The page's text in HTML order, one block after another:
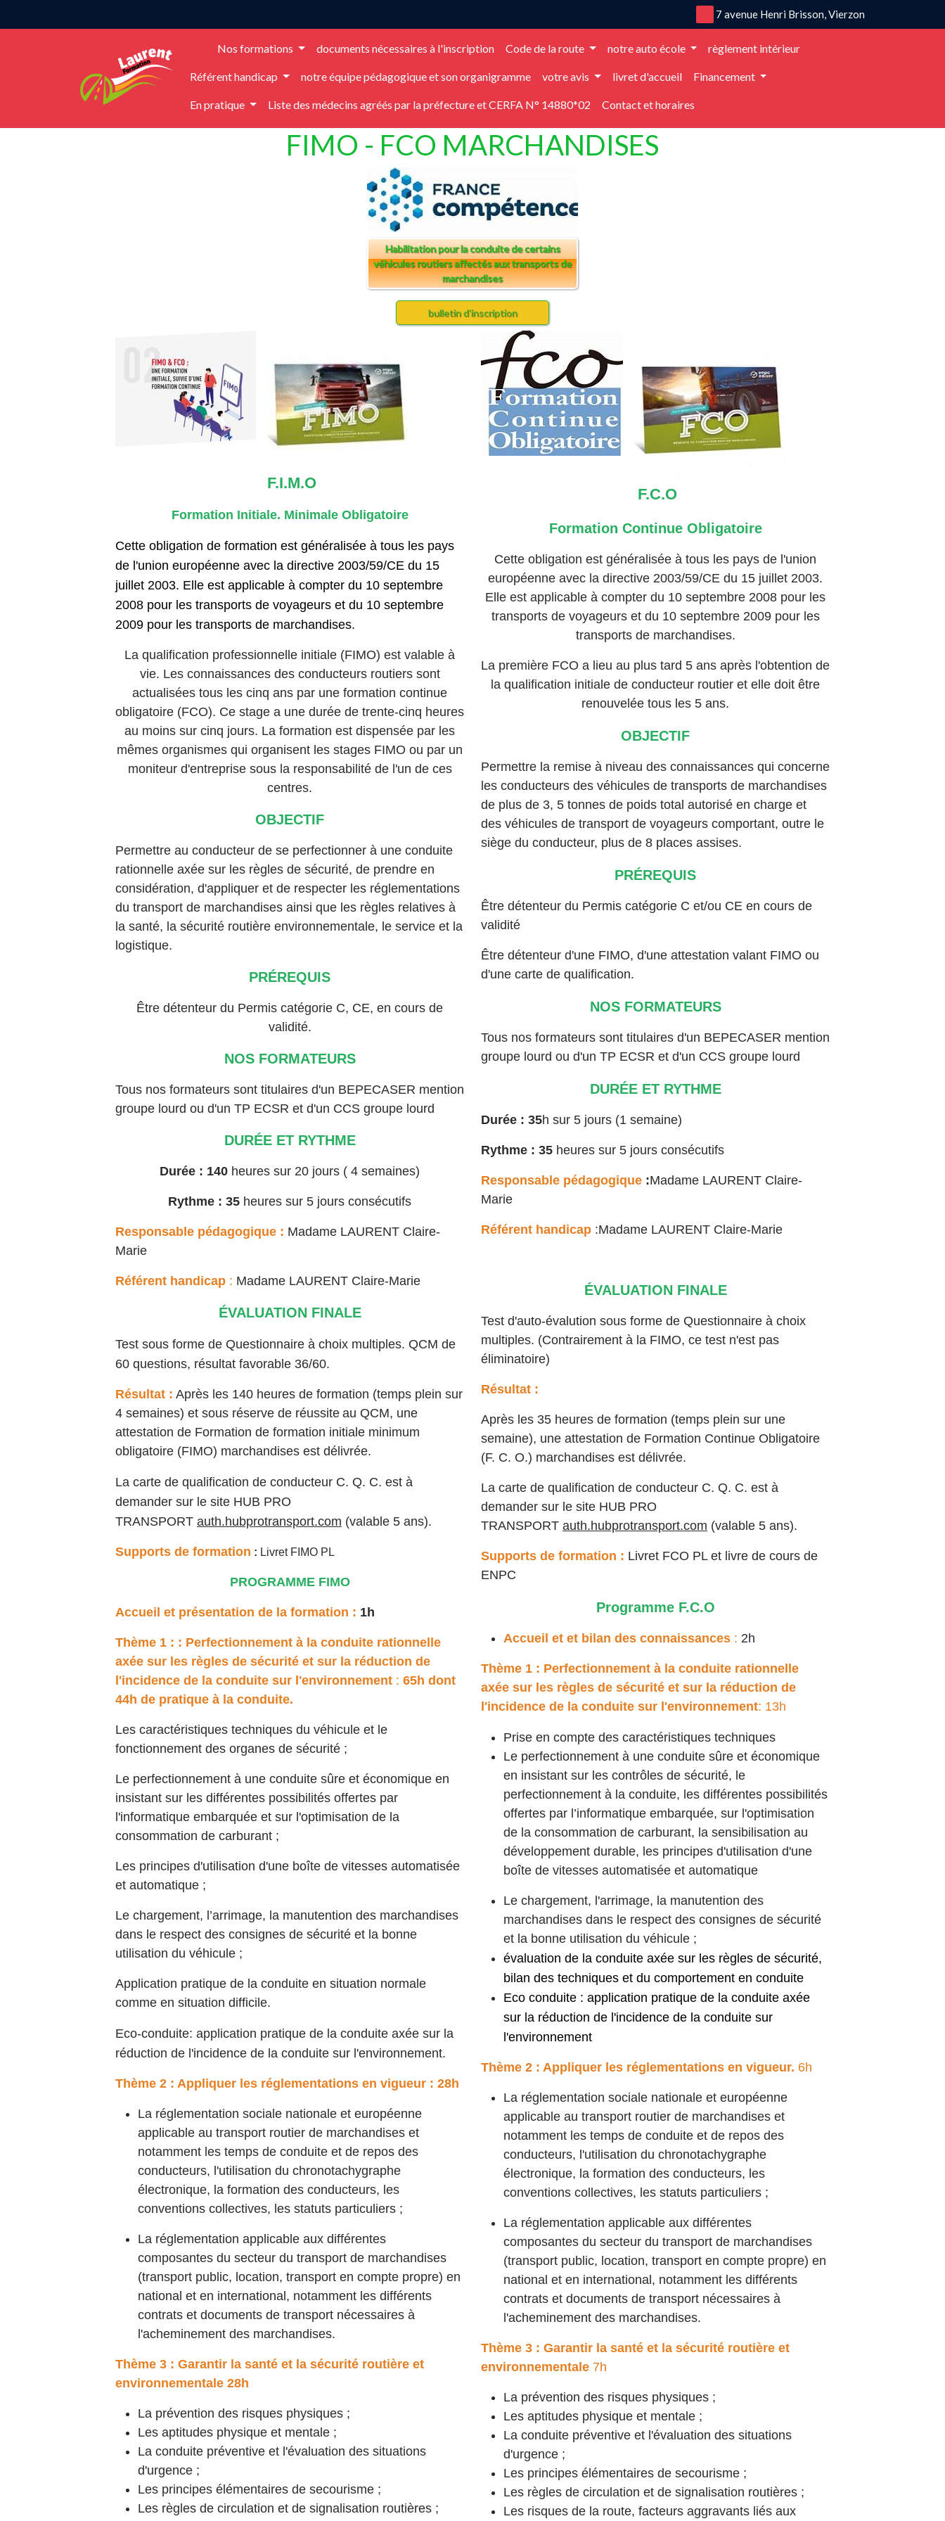
7 avenue Henri Brisson, Vierzon
Nos formations documents nécessaires à l'inscription Code de la route notre auto école règlement intérieur
Référent handicap notre équipe pédagogique et son organigramme votre avis livret d'accueil Financement
En pratique Liste des médecins agréés par la préfecture et CERFA N° 14880*02 Contact et horaires
FIMO - FCO MARCHANDISES
Habilitation pour la conduite de certains
véhicules routiers affectés aux transports de
marchandises
bulletin d'inscription
F.I.M.O
Formation Initiale. Minimale Obligatoire
Cette obligation de formation est généralisée à tous les pays
de l'union européenne avec la directive 2003/59/CE du 15
juillet 2003. Elle est applicable à compter du 10 septembre
2008 pour les transports de voyageurs et du 10 septembre
2009 pour les transports de marchandises.
La qualification professionnelle initiale (FIMO) est valable à
vie. Les connaissances des conducteurs routiers sont
actualisées tous les cinq ans par une formation continue
obligatoire (FCO). Ce stage a une durée de trente-cinq heures
au moins sur cinq jours. La formation est dispensée par les
mêmes organismes qui organisent les stages FIMO ou par un
moniteur d'entreprise sous la responsabilité de l'un de ces
centres.
OBJECTIF
Permettre au conducteur de se perfectionner à une conduite
rationnelle axée sur les règles de sécurité, de prendre en
considération, d'appliquer et de respecter les réglementations
du transport de marchandises ainsi que les règles relatives à
la santé, la sécurité routière environnementale, le service et la
logistique.
PRÉREQUIS
Être détenteur du Permis catégorie C, CE, en cours de
validité.
NOS FORMATEURS
Tous nos formateurs sont titulaires d'un BEPECASER mention
groupe lourd ou d'un TP ECSR et d'un CCS groupe lourd
DURÉE ET RYTHME
Durée : 140 heures sur 20 jours ( 4 semaines)
Rythme : 35 heures sur 5 jours consécutifs
Responsable pédagogique : Madame LAURENT Claire-
Marie
Référent handicap : Madame LAURENT Claire-Marie
ÉVALUATION FINALE
Test sous forme de Questionnaire à choix multiples. QCM de
60 questions, résultat favorable 36/60.
Résultat : Après les 140 heures de formation (temps plein sur
4 semaines) et sous réserve de réussite au QCM, une
attestation de Formation de formation initiale minimum
obligatoire (FIMO) marchandises est délivrée.
La carte de qualification de conducteur C. Q. C. est à
demander sur le site HUB PRO
TRANSPORT auth.hubprotransport.com (valable 5 ans).
Supports de formation : Livret FIMO PL
PROGRAMME FIMO
Accueil et présentation de la formation : 1h
Thème 1 : : Perfectionnement à la conduite rationnelle
axée sur les règles de sécurité et sur la réduction de
l'incidence de la conduite sur l'environnement : 65h dont
44h de pratique à la conduite.
Les caractéristiques techniques du véhicule et le
fonctionnement des organes de sécurité ;
Le perfectionnement à une conduite sûre et économique en
insistant sur les différentes possibilités offertes par
l'informatique embarquée et sur l'optimisation de la
consommation de carburant ;
Les principes d'utilisation d'une boîte de vitesses automatisée
et automatique ;
Le chargement, l’arrimage, la manutention des marchandises
dans le respect des consignes de sécurité et la bonne
utilisation du véhicule ;
Application pratique de la conduite en situation normale
comme en situation difficile.
Eco-conduite: application pratique de la conduite axée sur la
réduction de l'incidence de la conduite sur l'environnement.
Thème 2 : Appliquer les réglementations en vigueur : 28h
La réglementation sociale nationale et européenne
applicable au transport routier de marchandises et
notamment les temps de conduite et de repos des
conducteurs, l'utilisation du chronotachygraphe
électronique, la formation des conducteurs, les
conventions collectives, les statuts particuliers ;
La réglementation applicable aux différentes
composantes du secteur du transport de marchandises
(transport public, location, transport en compte propre) en
national et en international, notamment les différents
contrats et documents de transport nécessaires à
l'acheminement des marchandises.
Thème 3 : Garantir la santé et la sécurité routière et
environnementale 28h
La prévention des risques physiques ;
Les aptitudes physique et mentale ;
La conduite préventive et l'évaluation des situations
d'urgence ;
Les principes élémentaires de secourisme ;
Les règles de circulation et de signalisation routières ;
F.C.O
Formation Continue Obligatoire
Cette obligation est généralisée à tous les pays de l'union
européenne avec la directive 2003/59/CE du 15 juillet 2003.
Elle est applicable à compter du 10 septembre 2008 pour les
transports de voyageurs et du 10 septembre 2009 pour les
transports de marchandises.
La première FCO a lieu au plus tard 5 ans après l'obtention de
la qualification initiale de conducteur routier et elle doit être
renouvelée tous les 5 ans.
OBJECTIF
Permettre la remise à niveau des connaissances qui concerne
les conducteurs des véhicules de transports de marchandises
de plus de 3, 5 tonnes de poids total autorisé en charge et
des véhicules de transport de voyageurs comportant, outre le
siège du conducteur, plus de 8 places assises.
PRÉREQUIS
Être détenteur du Permis catégorie C et/ou CE en cours de
validité
Être détenteur d'une FIMO, d'une attestation valant FIMO ou
d'une carte de qualification.
NOS FORMATEURS
Tous nos formateurs sont titulaires d'un BEPECASER mention
groupe lourd ou d'un TP ECSR et d'un CCS groupe lourd
DURÉE ET RYTHME
Durée : 35h sur 5 jours (1 semaine)
Rythme : 35 heures sur 5 jours consécutifs
Responsable pédagogique :Madame LAURENT Claire-
Marie
Référent handicap :Madame LAURENT Claire-Marie
ÉVALUATION FINALE
Test d'auto-évalution sous forme de Questionnaire à choix
multiples. (Contrairement à la FIMO, ce test n'est pas
éliminatoire)
Résultat :
Après les 35 heures de formation (temps plein sur une
semaine), une attestation de Formation Continue Obligatoire
(F. C. O.) marchandises est délivrée.
La carte de qualification de conducteur C. Q. C. est à
demander sur le site HUB PRO
TRANSPORT auth.hubprotransport.com (valable 5 ans).
Supports de formation : Livret FCO PL et livre de cours de
ENPC
Programme F.C.O
Accueil et et bilan des connaissances : 2h
Thème 1 : Perfectionnement à la conduite rationnelle
axée sur les règles de sécurité et sur la réduction de
l'incidence de la conduite sur l'environnement: 13h
Prise en compte des caractéristiques techniques
Le perfectionnement à une conduite sûre et économique
en insistant sur les contrôles de sécurité, le
perfectionnement à la conduite, les différentes possibilités
offertes par l’informatique embarquée, sur l'optimisation
de la consommation de carburant, la sensibilisation au
développement durable, les principes d'utilisation d'une
boîte de vitesses automatisée et automatique
Le chargement, l'arrimage, la manutention des
marchandises dans le respect des consignes de sécurité
et la bonne utilisation du véhicule ;
évaluation de la conduite axée sur les règles de sécurité,
bilan des techniques et du comportement en conduite
Eco conduite : application pratique de la conduite axée
sur la réduction de l'incidence de la conduite sur
l'environnement
Thème 2 : Appliquer les réglementations en vigueur. 6h
La réglementation sociale nationale et européenne
applicable au transport routier de marchandises et
notamment les temps de conduite et de repos des
conducteurs, l'utilisation du chronotachygraphe
électronique, la formation des conducteurs, les
conventions collectives, les statuts particuliers ;
La réglementation applicable aux différentes
composantes du secteur du transport de marchandises
(transport public, location, transport en compte propre) en
national et en international, notamment les différents
contrats et documents de transport nécessaires à
l'acheminement des marchandises.
Thème 3 : Garantir la santé et la sécurité routière et
environnementale 7h
La prévention des risques physiques ;
Les aptitudes physique et mentale ;
La conduite préventive et l'évaluation des situations
d'urgence ;
Les principes élémentaires de secourisme ;
Les règles de circulation et de signalisation routières ;
Les risques de la route, facteurs aggravants liés aux